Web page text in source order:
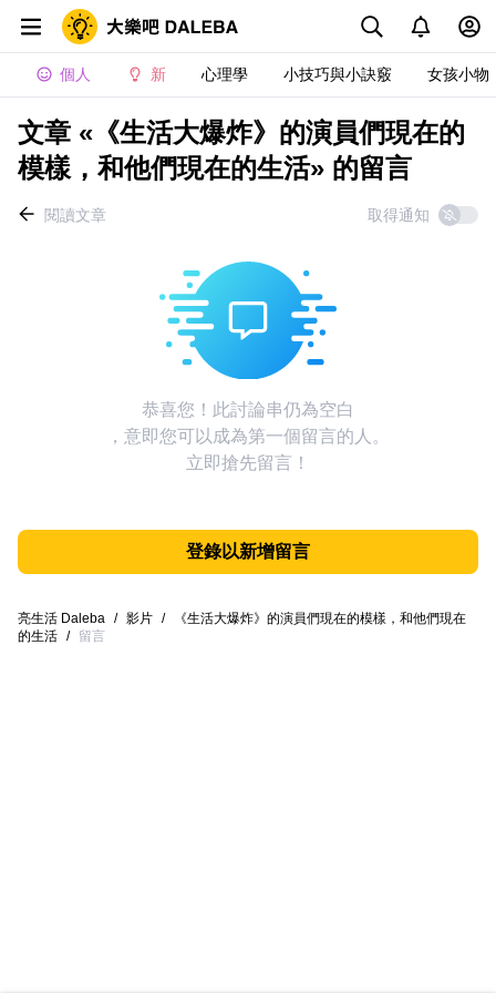
個人 新 心理學 小技巧與小訣竅 女孩小物
文章 «《生活大爆炸》的演員們現在的
模樣，和他們現在的生活» 的留言
閱讀文章 取得通知
恭喜您！此討論串仍為空白
，意即您可以成為第一個留言的人。
立即搶先留言！
登錄以新增留言
亮生活 Daleba / 影片 /
《生活大爆炸》的演員們現在的模樣，和他們現在
的生活 / 留言